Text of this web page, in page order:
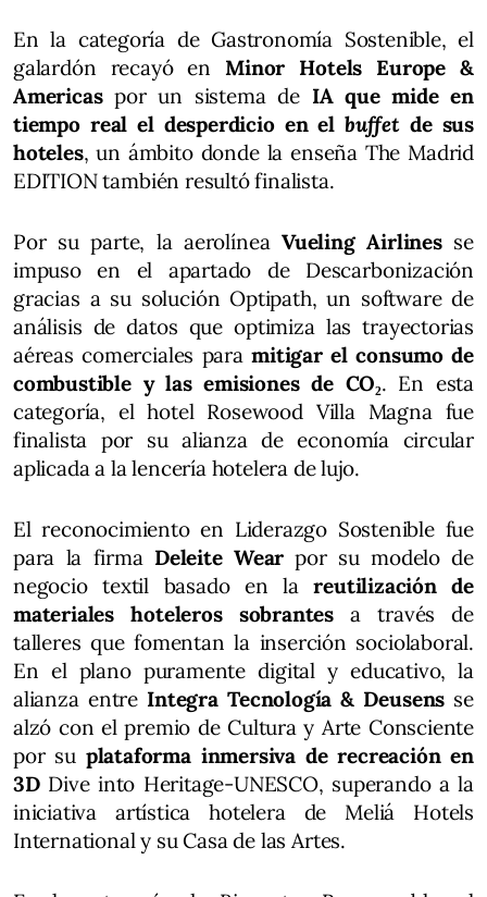
En la categoría de Gastronomía Sostenible, el
galardón recayó enMinor Hotels Europe &
Americaspor un sistema deIA que mide en
tiempo real el desperdicio en elbuffetde sus
hoteles, un ámbito donde la enseña The Madrid
EDITION también resultó finalista.
Por su parte, la aerolínea Vueling Airlinesse
impuso en el apartado de Descarbonización
gracias a su solución Optipath, un software de
análisis de datos que optimiza las trayectorias
aéreas comerciales paramitigar el consumo de
combustible y las emisiones de CO₂. En esta
categoría, el hotel Rosewood Villa Magna fue
finalista por su alianza de economía circular
aplicada a la lencería hotelera de lujo.
El reconocimiento en Liderazgo Sostenible fue
para la firma Deleite Wear por su modelo de
negocio textil basado en lareutilización de
materiales hoteleros sobrantes a través de
talleres que fomentan la inserción sociolaboral.
En el plano puramente digital y educativo, la
alianza entreIntegra Tecnología & Deusens se
alzó con el premio de Cultura y Arte Consciente
por su plataforma inmersiva de recreación en
3DDive into Heritage-UNESCO, superando a la
iniciativa artística hotelera de Meliá Hotels
International y su Casa de las Artes.